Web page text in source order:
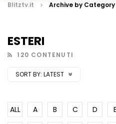
Blitztv.it Archive by Category
ESTERI
120 CONTENUTI
SORT BY: LATEST
ALL A B C D E